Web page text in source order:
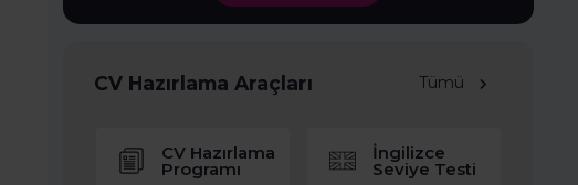
CV Hazırlama Araçları Tümü
CV Hazırlama
Programı
İngilizce
Seviye Testi